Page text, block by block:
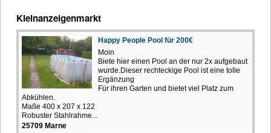
Kleinanzeigenmarkt
Happy People Pool für 200€
Moin
Biete hier einen Pool an der nur 2x aufgebaut
wurde.Dieser rechteckige Pool ist eine tolle
Ergänzung
Für ihren Garten und bietet viel Platz zum
Abkühlen.
Maße 400 x 207 x 122
Robuster Stahlrahme...
25709 Marne